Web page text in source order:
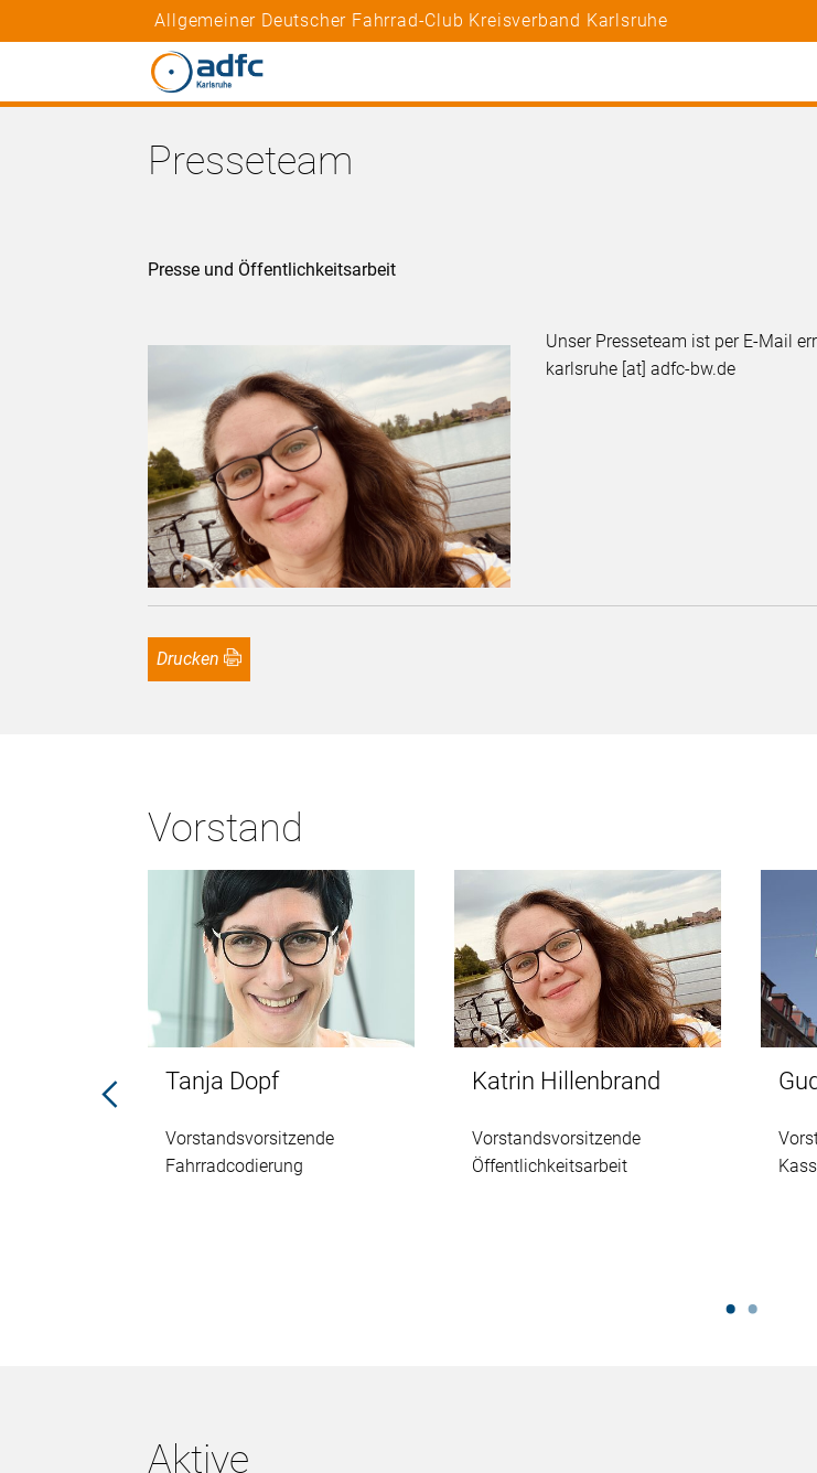
Allgemeiner Deutscher Fahrrad-Club Kreisverband Karlsruhe
Presseteam
Presse und Öffentlichkeitsarbeit
Unser Presseteam ist per E-Mail
karlsruhe [at] adfc-bw.de
Drucken
Vorstand
Tanja Dopf
Vorstandsvorsitzende
Fahrradcodierung
Katrin Hillenbrand
Vorstandsvorsitzende
Öffentlichkeitsarbeit
Aktive